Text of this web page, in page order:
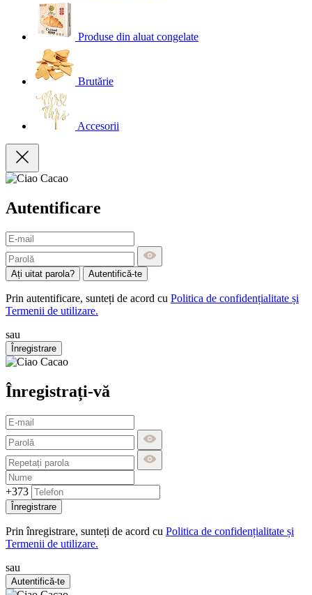
Produse din aluat congelate
Brutărie
Accesorii
Autentificare
Ați uitat parola? Autentifică-te
Prin autentificare, sunteți de acord cu Politica de confidențialitate și
Termenii de utilizare.
sau
Înregistrare
Înregistrați-vă
+373
Înregistrare
Prin înregistrare, sunteți de acord cu Politica de confidențialitate și
Termenii de utilizare.
sau
Autentifică-te